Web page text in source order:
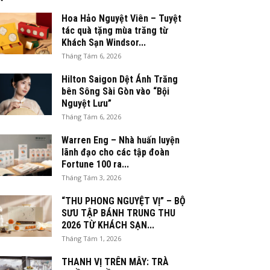
Hoa Hảo Nguyệt Viên – Tuyệt
tác quà tặng mùa trăng từ
Khách Sạn Windsor...
Tháng Tám 6, 2026
Hilton Saigon Dệt Ánh Trăng
bên Sông Sài Gòn vào “Bội
Nguyệt Lưu”
Tháng Tám 6, 2026
Warren Eng – Nhà huấn luyện
lãnh đạo cho các tập đoàn
Fortune 100 ra...
Tháng Tám 3, 2026
“THU PHONG NGUYỆT VỊ” – BỘ
SƯU TẬP BÁNH TRUNG THU
2026 TỪ KHÁCH SẠN...
Tháng Tám 1, 2026
THANH VỊ TRÊN MÂY: TRÀ